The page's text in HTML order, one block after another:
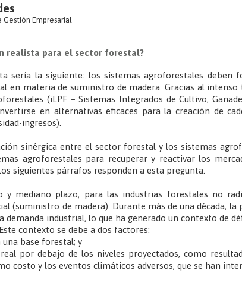
Gestión Empresarial
realista para el sector forestal?
sería la siguiente: los sistemas agroforestales deben
en materia de suministro de madera. Gracias al intenso
(iLPF – Sistemas Integrados de Cultivo,
en alternativas eficaces para la creación de
ingresos).
sinérgica entre el sector forestal y los sistemas
agroforestales para recuperar y reactivar los
siguientes párrafos responden a esta pregunta.
y mediano plazo, para las industrias forestales no
(suministro de madera). Durante más de una década, la
demanda industrial, lo que ha generado un contexto de
contexto se debe a dos factores:
base forestal; y
por debajo de los niveles proyectados, como
costo y los eventos climáticos adversos, que se han